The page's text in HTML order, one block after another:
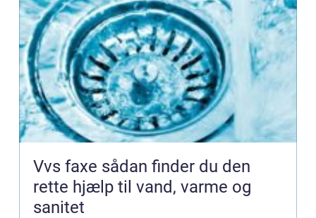
Vvs faxe sådan finder du den
rette hjælp til vand, varme og
sanitet